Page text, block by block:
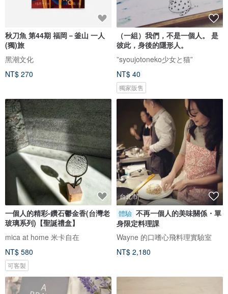
秋刀魚 第44期 福岡－釜山 一人
(獨)旅
黑潮文化
NT$ 270
（一組）我們，不是一個人。 是
彼此，身後的隱形人。
”syoujotoneko少女と猫”
NT$ 40
獨家販售
一個人的精彩-鑽石鬱金香(台灣老
玻璃系列)【聖誕禮盒】
mica at home 米卡自在
NT$ 580
可客製
台北市
體驗 不再一個人的美味關係・單
身限定料理課
Wayne 的口嗜心飛料理實驗室
NT$ 2,180